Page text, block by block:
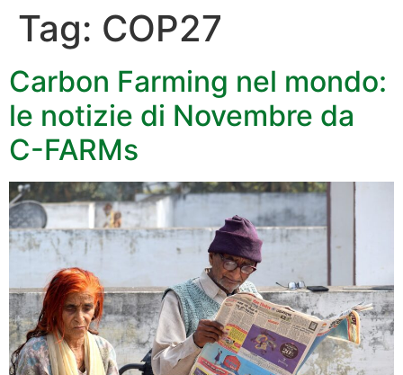
Tag: COP27
Carbon Farming nel mondo:
le notizie di Novembre da
C-FARMs